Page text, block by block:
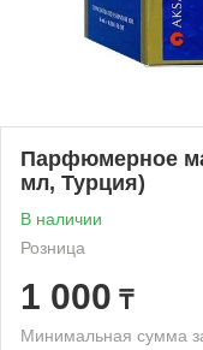
Парфюмерное
мл, Турция)
В наличии
Розница
1 000 ₸
Минимальная сумма